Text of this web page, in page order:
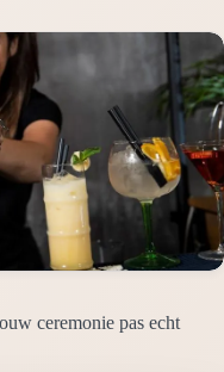
ceremonie pas echt